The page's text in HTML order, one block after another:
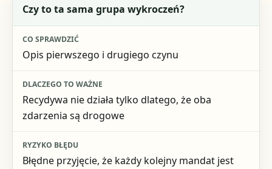
Pytanie kontrolne
Co sprawdzić
Dlaczego to ważne
Czy to ta sama grupa wykroczeń?
Opis pierwszego i drugiego czynu
Recydywa nie działa tylko dlatego, że oba
zdarzenia są drogowe
Błędne przyjęcie, że każdy kolejny mandat jest